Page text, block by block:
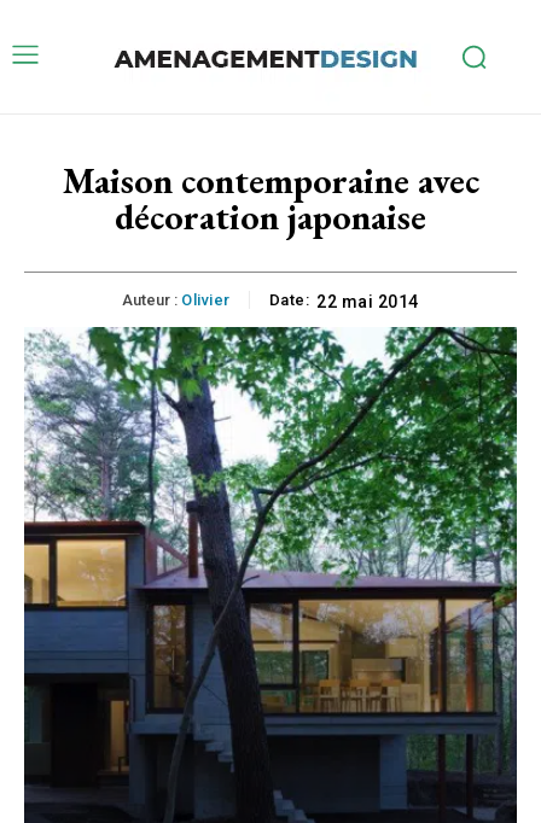
Maison contemporaine avec
décoration japonaise
Auteur : Olivier Date: 22 mai 2014